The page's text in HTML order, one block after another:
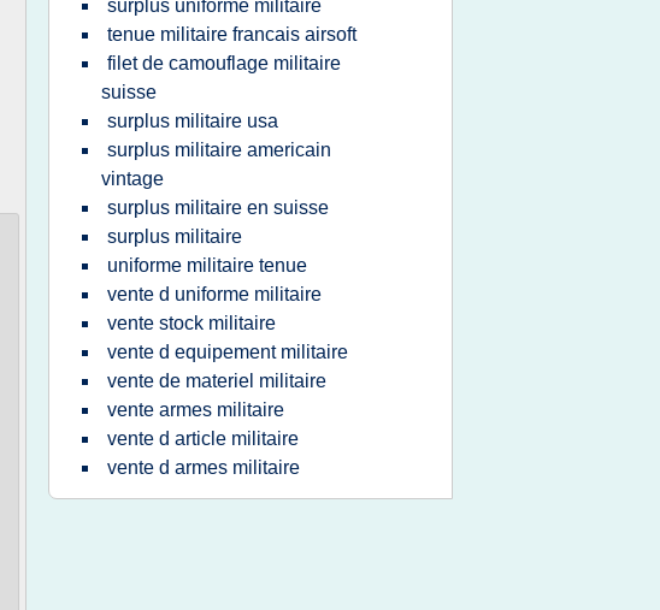
surplus uniforme militaire
tenue militaire francais airsoft
filet de camouflage militaire
suisse
surplus militaire usa
surplus militaire americain
vintage
surplus militaire en suisse
surplus militaire
uniforme militaire tenue
vente d uniforme militaire
vente stock militaire
vente d equipement militaire
vente de materiel militaire
vente armes militaire
vente d article militaire
vente d armes militaire